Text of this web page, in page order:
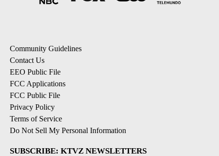
Community Guidelines
Contact Us
EEO Public File
FCC Applications
FCC Public File
Privacy Policy
Terms of Service
Do Not Sell My Personal Information
SUBSCRIBE: KTVZ NEWSLETTERS